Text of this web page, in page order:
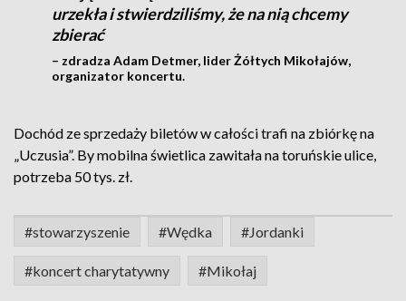
urzekła i stwierdziliśmy, że na nią chcemy
zbierać
– zdradza Adam Detmer, lider Żółtych Mikołajów,
organizator koncertu.
Dochód ze sprzedaży biletów w całości trafi na zbiórkę na
„Uczusia”. By mobilna świetlica zawitała na toruńskie ulice,
potrzeba 50 tys. zł.
#stowarzyszenie #Wędka #Jordanki
#koncert charytatywny #Mikołaj